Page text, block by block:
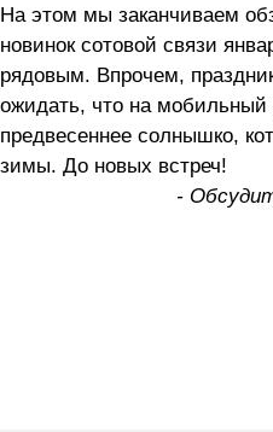
На этом мы заканчиваем
новинок сотовой связи
рядовым. Впрочем,
ожидать, что на мобильный
предвесеннее солнышко,
зимы. До новых встреч!
-